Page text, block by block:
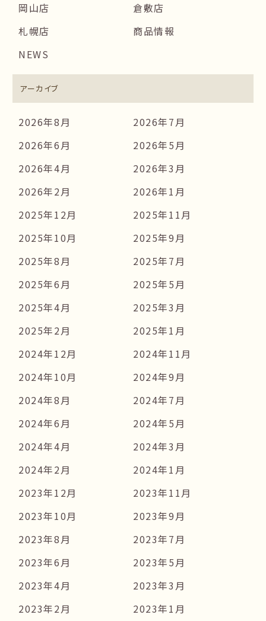
岡山店
倉敷店
札幌店
商品情報
NEWS
アーカイブ
2026年8月
2026年7月
2026年6月
2026年5月
2026年4月
2026年3月
2026年2月
2026年1月
2025年12月
2025年11月
2025年10月
2025年9月
2025年8月
2025年7月
2025年6月
2025年5月
2025年4月
2025年3月
2025年2月
2025年1月
2024年12月
2024年11月
2024年10月
2024年9月
2024年8月
2024年7月
2024年6月
2024年5月
2024年4月
2024年3月
2024年2月
2024年1月
2023年12月
2023年11月
2023年10月
2023年9月
2023年8月
2023年7月
2023年6月
2023年5月
2023年4月
2023年3月
2023年2月
2023年1月